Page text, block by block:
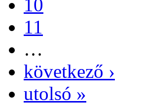
10
11
…
következő ›
utolsó »